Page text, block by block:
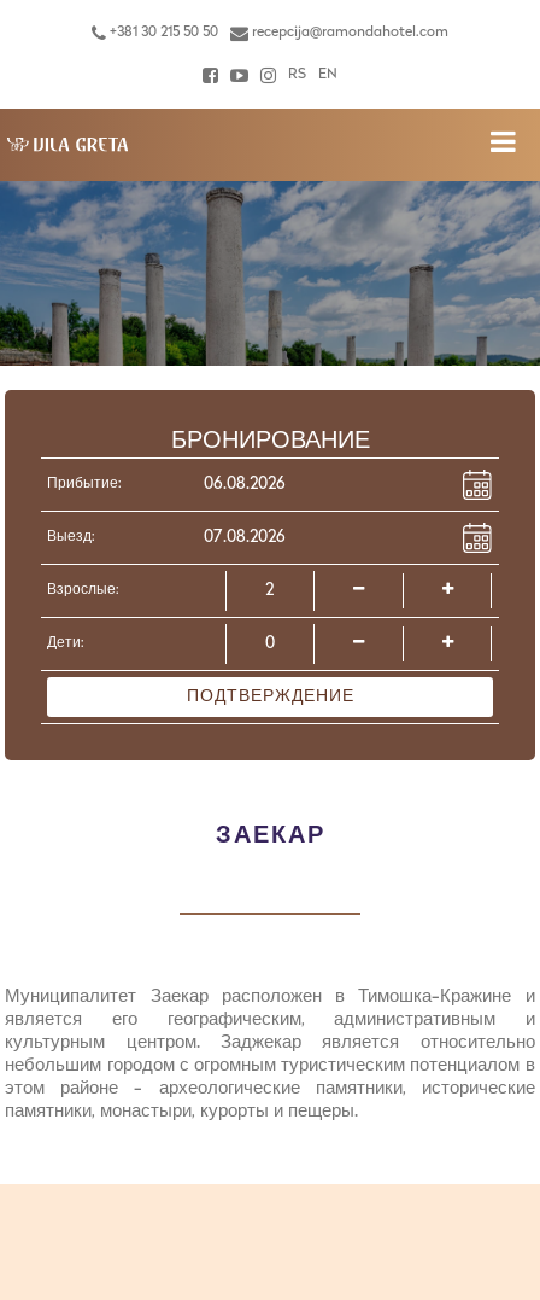
+381 30 215 50 50 recepcija@ramondahotel.com
RS EN
БРОНИРОВАНИЕ
Прибытие:
Выезд:
Взрослые:
Дети:
ПОДТВЕРЖДЕНИЕ
ЗАЕКАР
Муниципалитет Заекар расположен в Тимошка-Кражине и
является его географическим, административным и
культурным центром. Заджекар является относительно
небольшим городом с огромным туристическим потенциалом в
этом районе - археологические памятники, исторические
памятники, монастыри, курорты и пещеры.